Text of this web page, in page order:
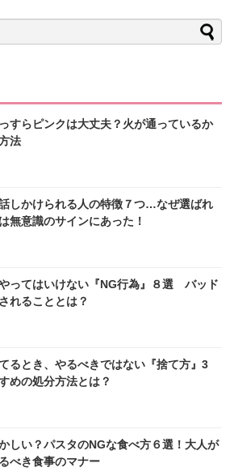
すらピンクは大丈夫？火が通っているか
法
しかけられる人の特徴７つ…なぜ選ばれ
無意識のサインにあった！
ってはいけない『NG行為』８選 バッド
れることとは？
るとき、やるべきではない『捨て方』3
めの処分方法とは？
しい？パスタのNGな食べ方６選！大人が
べき食事のマナー